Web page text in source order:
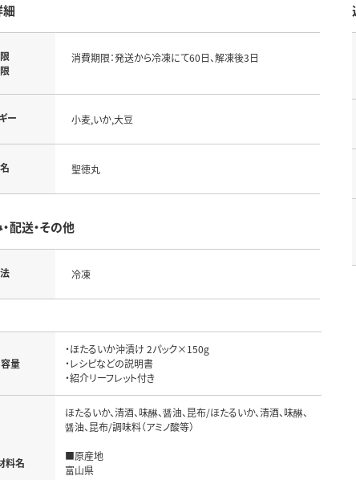
消費期限：発送から冷凍にて60日、解凍後3日
ー 小麦,いか,大豆
聖徳丸
配送・その他
冷凍
量
・ほたるいか沖漬け 2パック×150g
・レシピなどの説明書
・紹介リーフレット付き
料名
ほたるいか、清酒、味醂、醤油、昆布/ほたるいか、清酒、味醂、
醤油、昆布/調味料（アミノ酸等）
■原産地
富山県